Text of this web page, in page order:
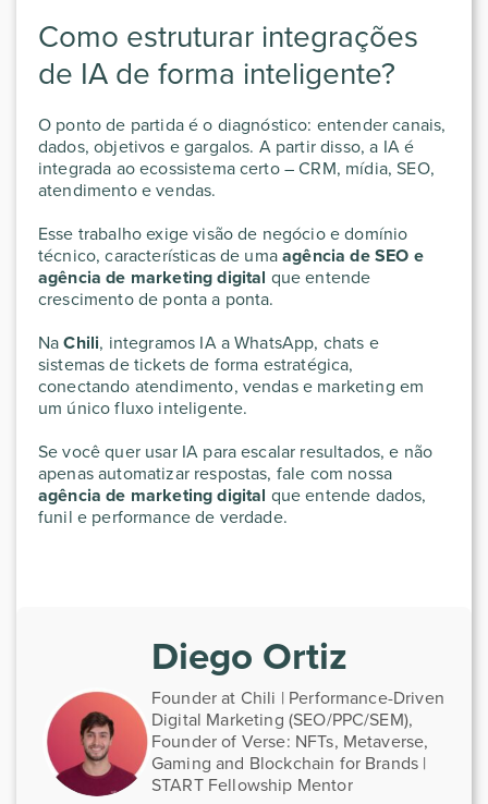
Como estruturar integrações
de IA de forma inteligente?
O ponto de partida é o diagnóstico: entender canais,
dados, objetivos e gargalos. A partir disso, a IA é
integrada ao ecossistema certo – CRM, mídia, SEO,
atendimento e vendas.
Esse trabalho exige visão de negócio e domínio
técnico, características de umaagência de SEO e
agência de marketing digital que entende
crescimento de ponta a ponta.
NaChili, integramos IA a WhatsApp, chats e
sistemas de tickets de forma estratégica,
conectando atendimento, vendas e marketing em
um único fluxo inteligente.
Se você quer usar IA para escalar resultados, e não
apenas automatizar respostas, fale com nossa
agência de marketing digital que entende dados,
funil e performance de verdade.
Diego Ortiz
Founder at Chili | Performance-Driven
Digital Marketing (SEO/PPC/SEM),
Founder of Verse: NFTs, Metaverse,
Gaming and Blockchain for Brands |
START Fellowship Mentor